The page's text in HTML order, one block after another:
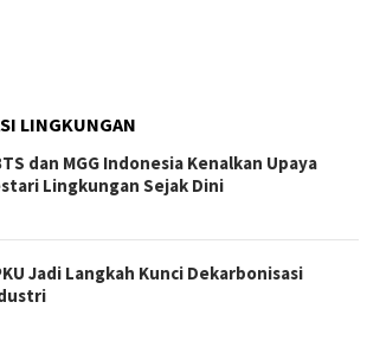
LINGKUNGAN
dan MGG Indonesia Kenalkan Upaya
Lingkungan Sejak Dini
Jadi Langkah Kunci Dekarbonisasi